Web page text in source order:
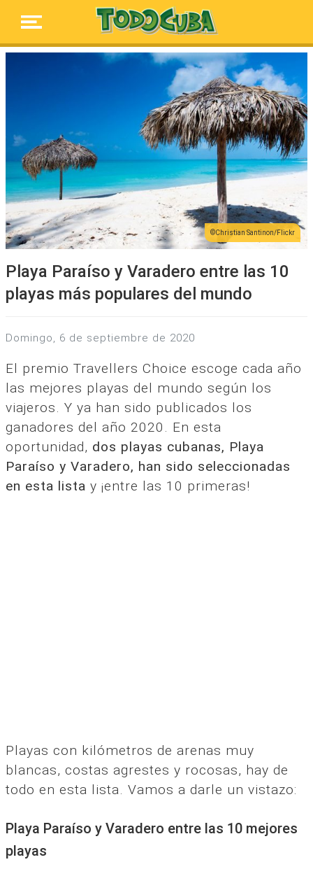
Christian Santinon/Flickr
Playa Paraíso y Varadero entre las 10
playas más populares del mundo
domingo, 6 de septiembre de 2020
El premio Travellers Choice escoge cada año
las mejores playas del mundo según los
viajeros. Y ya han sido publicados los
ganadores del año 2020. En esta
oportunidad, dos playas cubanas, Playa
Paraíso y Varadero, han sido seleccionadas
en esta lista y ¡entre las 10 primeras!
Playas con kilómetros de arenas muy
blancas, costas agrestes y rocosas, hay de
todo en esta lista. Vamos a darle un vistazo:
Playa Paraíso y Varadero entre las 10 mejores
playas